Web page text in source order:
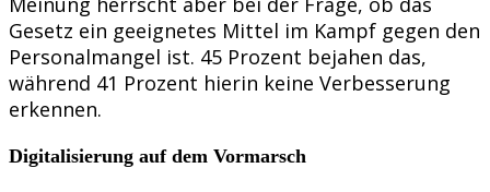
Gesetz ein geeignetes Mittel im Kampf gegen den
Personalmangel ist. 45 Prozent bejahen das,
während 41 Prozent hierin keine Verbesserung
erkennen.
Digitalisierung auf dem Vormarsch